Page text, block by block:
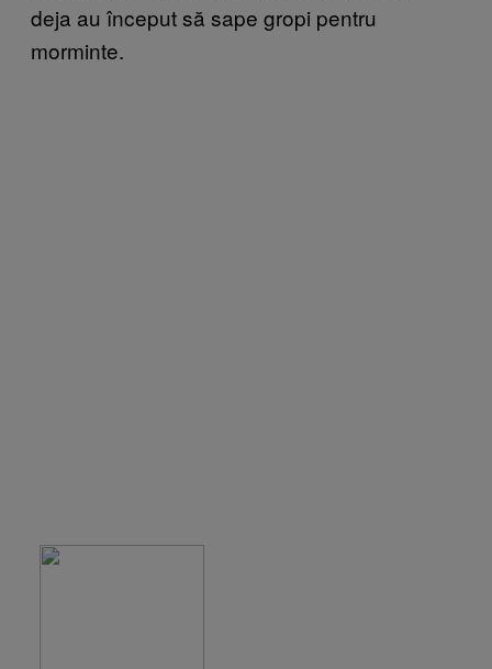
deja au început să sape gropi pentru
morminte.